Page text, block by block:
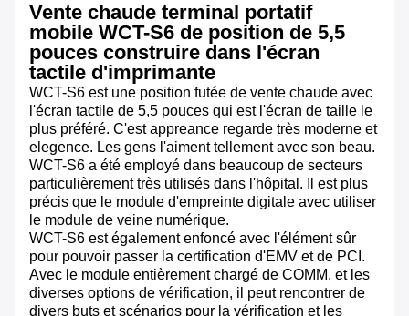
Vente chaude terminal portatif
mobile WCT-S6 de position de 5,5
pouces construire dans l'écran
tactile d'imprimante
WCT-S6 est une position futée de vente chaude avec
l'écran tactile de 5,5 pouces qui est l'écran de taille le
plus préféré. C'est appreance regarde très moderne et
elegence. Les gens l'aiment tellement avec son beau.
WCT-S6 a été employé dans beaucoup de secteurs
particulièrement très utilisés dans l'hôpital. Il est plus
précis que le module d'empreinte digitale avec utiliser
le module de veine numérique.
WCT-S6 est également enfoncé avec l'élément sûr
pour pouvoir passer la certification d'EMV et de PCI.
Avec le module entièrement chargé de COMM. et les
diverses options de vérification, il peut rencontrer de
divers buts et scénarios pour la vérification et les